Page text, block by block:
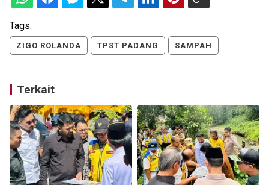
Tags:
ZIGO ROLANDA TPST PADANG SAMPAH
Terkait